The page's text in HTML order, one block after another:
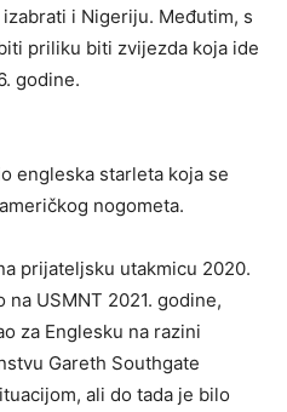
i Nigeriju. Međutim, s
priliku biti zvijezda koja ide
godine.
engleska starleta koja se
nogometa.
prijateljsku utakmicu 2020.
USMNT 2021. godine,
za Englesku na razini
Gareth Southgate
ali do tada je bilo